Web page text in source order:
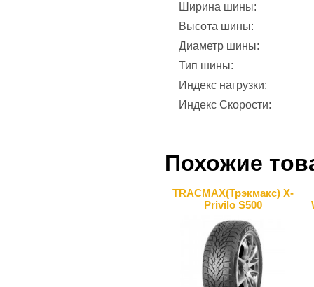
Ширина шины:
Высота шины:
Диаметр шины:
Тип шины:
Индекс нагрузки:
Индекс Скорости:
Похожие
TRACMAX(Трэкмакс) X-
Privilo S500